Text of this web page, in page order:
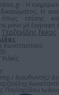
- Η
Η
επίσης
μόνο μέ έγγραφη
Τερζενίδης Νικος
Κωνσταντίνος
Διευθυντής/
Παγλαρίδου